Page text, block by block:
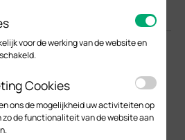
Build 20250731
voor de werking van de website en
Cookies
ons de mogelijkheid uw activiteiten op
zo de functionaliteit van de website aan